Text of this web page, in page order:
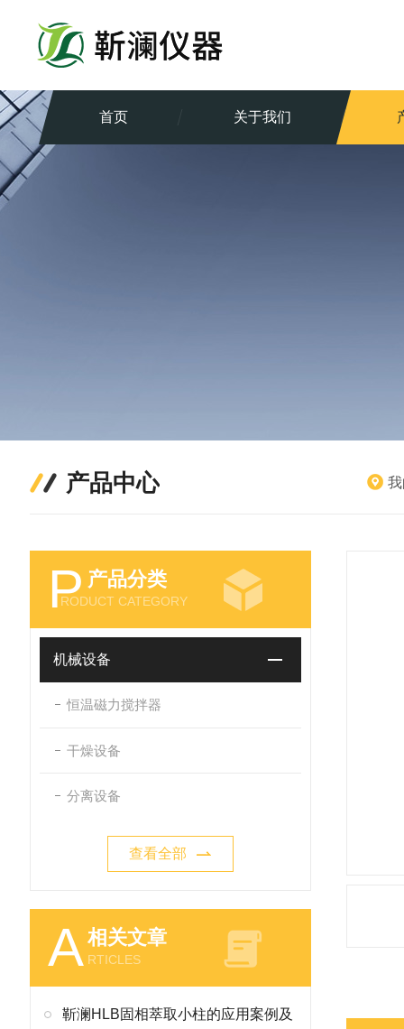
首页 关于我们
产品中心
P 产品分类
RODUCT CATEGORY
机械设备
恒温磁力搅拌器
干燥设备
分离设备
查看全部
A相关文章
RTICLES
靳澜HLB固相萃取小柱的应用案例及